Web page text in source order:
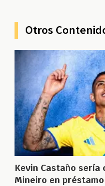
Otros
Kevin Castaño
Mineiro en